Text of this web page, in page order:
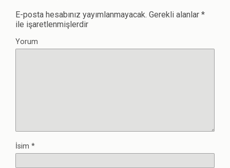
E-posta hesabınız yayımlanmayacak. Gerekli alanlar *
ile işaretlenmişlerdir
Yorum
İsim *